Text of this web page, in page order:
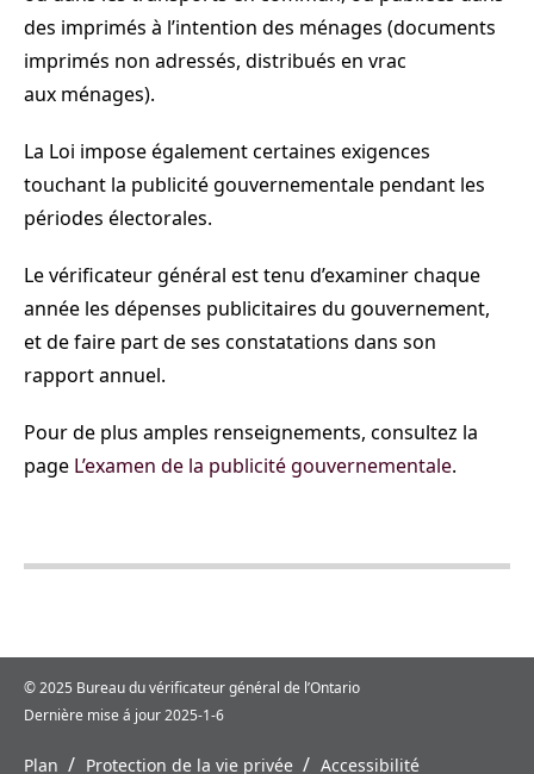
des imprimés à l’intention des ménages (documents
imprimés non adressés, distribués en vrac
aux ménages).
La Loi impose également certaines exigences
touchant la publicité gouvernementale pendant les
périodes électorales.
Le vérificateur général est tenu d’examiner chaque
année les dépenses publicitaires du gouvernement,
et de faire part de ses constatations dans son
rapport annuel.
Pour de plus amples renseignements, consultez la
page L’examen de la publicité gouvernementale.
© 2025 Bureau du vérificateur général de l’Ontario
Dernière mise á jour 2025-1-6
Plan / Protection de la vie privée / Accessibilité